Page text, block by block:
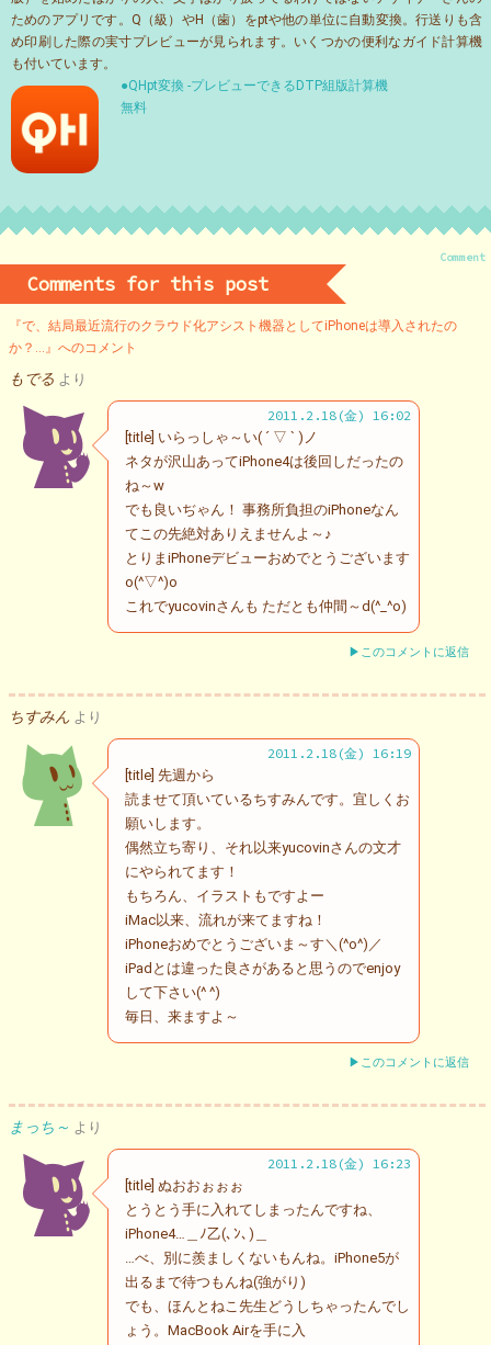
ためのアプリです。Q（級）やH（歯）をptや他の単位に自動変換。行送りも含
め印刷した際の実寸プレビューが見られます。いくつかの便利なガイド計算機
も付いています。
●QHpt変換 -プレビューできるDTP組版計算機
無料
Comment
Comments for this post
『で、結局最近流行のクラウド化アシスト機器としてiPhoneは導入されたの
か？…』へのコメント
もでる より
2011.2.18(金) 16:02
[title] いらっしゃ～い( ´ ▽ ` )ノ
ネタが沢山あってiPhone4は後回しだったの
ね～w
でも良いぢゃん！ 事務所負担のiPhoneなん
てこの先絶対ありえませんよ～♪
とりまiPhoneデビューおめでとうございます
o(^▽^)o
これでyucovinさんも ただとも仲間～d(^_^o)
▶このコメントに返信
ちすみん より
2011.2.18(金) 16:19
[title] 先週から
読ませて頂いているちすみんです。宜しくお
願いします。
偶然立ち寄り、それ以来yucovinさんの文才
にやられてます！
もちろん、イラストもですよー
iMac以来、流れが来てますね！
iPhoneおめでとうございま～す＼(^o^)／
iPadとは違った良さがあると思うのでenjoy
して下さい(^ ^)
毎日、来ますよ～
▶このコメントに返信
まっち～ より
2011.2.18(金) 16:23
[title] ぬおおぉぉぉ
とうとう手に入れてしまったんですね、
iPhone4…＿ﾉ乙(､ﾝ､)＿
…べ、別に羨ましくないもんね。iPhone5が
出るまで待つもんね(強がり)
でも、ほんとねこ先生どうしちゃったんでし
ょう。MacBook Airを手に入